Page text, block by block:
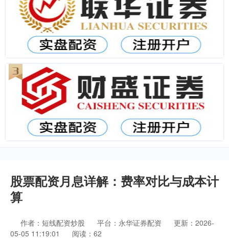
股票配资月息详解：费率对比与成本计
算
作者：短线配资炒股 平台：永华证券配资
更新：2026-
05-05 11:19:01
阅读：62